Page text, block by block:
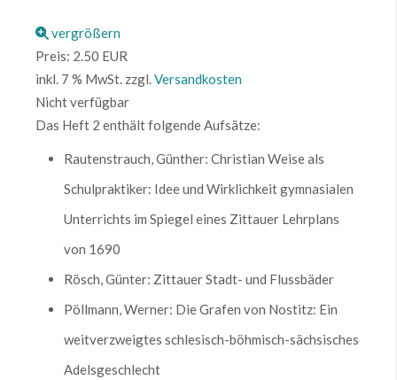
vergrößern
Preis: 2.50 EUR
inkl. 7 % MwSt. zzgl.Versandkosten
Nicht verfügbar
Das Heft 2 enthält folgende Aufsätze:
Rautenstrauch, Günther: Christian Weise als
Schulpraktiker: Idee und Wirklichkeit gymnasialen
Unterrichts im Spiegel eines Zittauer Lehrplans
von 1690
Rösch, Günter: Zittauer Stadt- und Flussbäder
Pöllmann, Werner: Die Grafen von Nostitz: Ein
weitverzweigtes schlesisch-böhmisch-sächsisches
Adelsgeschlecht